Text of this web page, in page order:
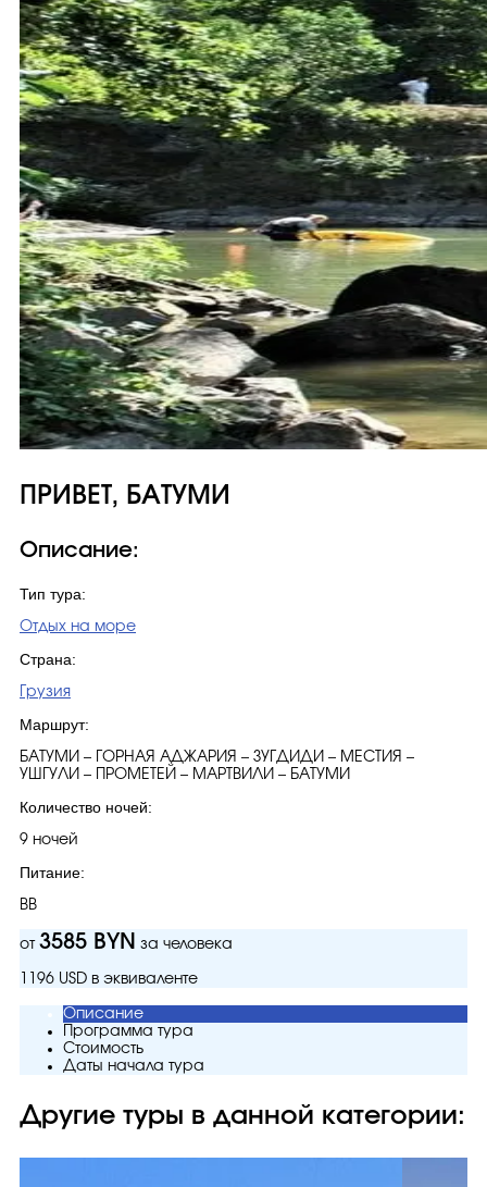
ПРИВЕТ, БАТУМИ
Описание:
Тип тура:
Отдых на море
Страна:
Грузия
Маршрут:
БАТУМИ – ГОРНАЯ АДЖАРИЯ – ЗУГДИДИ – МЕСТИЯ –
УШГУЛИ – ПРОМЕТЕЙ – МАРТВИЛИ – БАТУМИ
Количество ночей:
9 ночей
Питание:
BB
от 3585 BYN за человека
1196 USD в эквиваленте
Описание
Программа тура
Стоимость
Даты начала тура
Другие туры в данной категории: